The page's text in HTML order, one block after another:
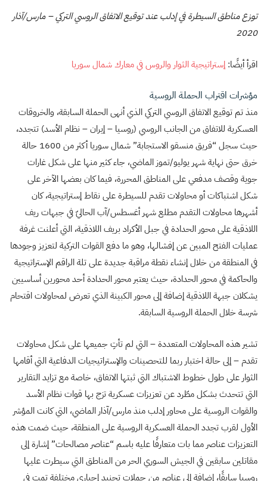
توزع مناطق السيطرة في إدلب عند توقيع الاتفاق الروسي التركي – مارس/آذار
2020
اقرأ أيضًا: إستراتيجية الثوار والروس في معارك شمال سوريا
مؤشرات اقتراب الحملة الروسية
منذ تم توقيع الاتفاق الروسي التركي الذي أنهى الحملة السابقة، والخروقات
العسكرية للاتفاق من الجانب الروسي (روسيا – إيران – نظام الأسد) تتجدد،
حيث سجل “فريق منسقو الاستجابة” شمال سوريا أكثر من 1600 حالة
خرق حتى نهاية شهر يوليو/تموز الماضي، جاء كثير منها على شكل غارات
جوية وقصف مدفعي على المناطق المحررة، فيما كان بعضها الآخر على
شكل اشتباكات أو محاولات تقدم للسيطرة على نقاط إستراتيجية، كان
أشهرها محاولات التقدم مطلع شهر أغسطس/آب الحاليّ في جبهات ريف
اللاذقية على محور الحدادة في جبل الأكراد بريف اللاذقية، التي أعلنت غرفة
عمليات الفتح المبين عن إفشالها، وهو ما دفع القوات التركية لتعزيز وجودها
في المنطقة من خلال إنشاء نقطة مراقبة جديدة على تلة الراقم الإستراتيجية
والحاكمة في محور الحدادة، حيث يعتبر محور الحدادة أحد محورين أساسيين
يشكلان جبهة اللاذقية إضافة إلى محور الكبينة الذي تعرض لمحاولات اقتحام
شرسة خلال الحملة الروسية السابقة.
تشير هذه المحاولات المتعددة – التي لم تأتِ جميعها على شكل محاولات
تقدم – إلى حالة اختبار ربما للتحصينات والإستراتيجيات الدفاعية التي أقامها
الثوار على طول خطوط الاشتباك التي ثبتها الاتفاق، خاصة مع تزايد التقارير
التي تتحدث بشكل مطّرد عن تعزيزات عسكرية تزج بها قوات نظام الأسد
والقوات الروسية على محاور إدلب منذ مارس/آذار الماضي، التي كانت المؤشر
الأول لقرب تجدد الحملة العسكرية الروسية على المنطقة، حيث ضمت هذه
التعزيزات عناصر مما بات متعارفًا عليه باسم “عناصر مصالحات” إشارة إلى
مقاتلين سابقين في الجيش السوري الحر من المناطق التي سيطرت عليها
روسيا سابقًا، إضافة إلى عناصر من حملات تجنيد إجباري مختلفة تمت في